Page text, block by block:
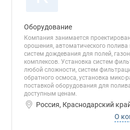
Оборудование
Компания занимается
орошения, автоматического
систем дождевания для полей,
комплексов. Установка систем
любой сложности, систем
обратного осмоса, установка микс-
поставкой оборудования для
доступным ценам.
Россия, Краснодарский
О